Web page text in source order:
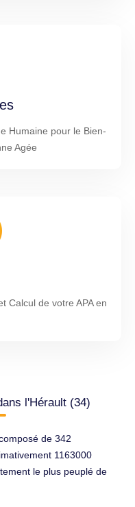
Humaine pour le Bien-
Agée
Calcul de votre APA en
l'Hérault (34)
de 342
1163000
le plus peuplé de